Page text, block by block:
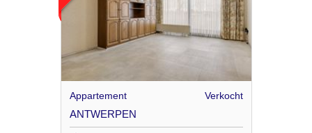
Appartement Verkocht
ANTWERPEN